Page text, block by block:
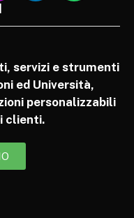
servizi e strumenti
ed Università,
personalizzabili
clienti.